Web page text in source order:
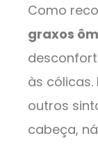
Como
graxos
às cólicas.
outros
cabeça,